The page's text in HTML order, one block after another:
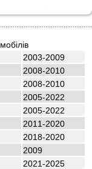
2003-2009
2008-2010
2008-2010
2005-2022
2005-2022
2011-2020
2018-2020
2009
2021-2025